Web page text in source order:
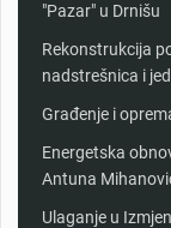
"Pazar" u Drnišu
Rekonstrukcija
nadstrešnica i
Građenje i
Energetska
Antuna
Ulaganje u